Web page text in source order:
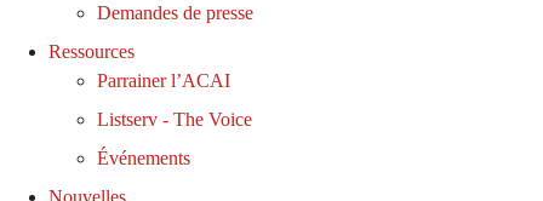
Demandes de presse
Ressources
Parrainer l’ACAI
Listserv - The Voice
Événements
Nouvelles